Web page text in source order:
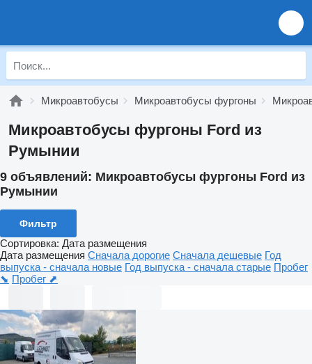
Микроавтобусы Микроавтобусы фургоны
Микроавтобусы фургоны Ford из
Румынии
9 объявлений: Микроавтобусы фургоны Ford из
Румынии
Фильтр
Сортировка: Дата размещения
Дата размещения Сначала дорогие Сначала дешевые Год
выпуска - сначала новые Год выпуска - сначала старые Пробег
⬊ Пробег ⬈